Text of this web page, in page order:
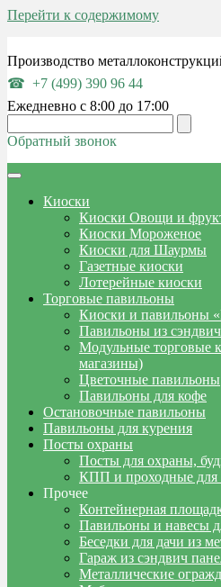
Перейти к содержимому
Производство
+7 (499) 390 96 44
Ежедневно с 8:00 до 17:00
Обратный звонок
Киоски
Киоски Овощи и
Киоски Мороженое
Киоски для Шаурмы
Газетные киоски
Лотерейные киоски
Торговые павильоны
Киоски и павильоны
Павильоны из
Модульные торговые
магазины)
Цветочные павильоны
Павильоны для кофе
Остановочные павильоны
Павильоны для курения
Посты охраны
Посты для охраны,
КПП и проходные для
Прочее
Контейнерная
Павильоны и навесы
Беседки для дачи из
Гараж из сэндвич
Металлические